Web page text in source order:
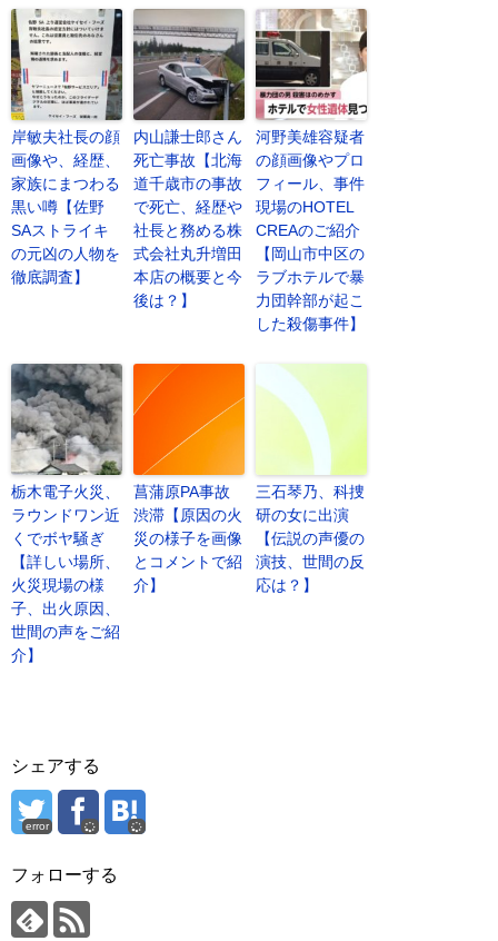
岸敏夫社長の顔
画像や、経歴、
家族にまつわる
黒い噂【佐野
SAストライキ
の元凶の人物を
徹底調査】
内山謙士郎さん
死亡事故【北海
道千歳市の事故
で死亡、経歴や
社長と務める株
式会社丸升増田
本店の概要と今
後は？】
河野美雄容疑者
の顔画像やプロ
フィール、事件
現場のHOTEL
CREAのご紹介
【岡山市中区の
ラブホテルで暴
力団幹部が起こ
した殺傷事件】
栃木電子火災、
ラウンドワン近
くでボヤ騒ぎ
【詳しい場所、
火災現場の様
子、出火原因、
世間の声をご紹
介】
菖蒲原PA事故
渋滞【原因の火
災の様子を画像
とコメントで紹
介】
三石琴乃、科捜
研の女に出演
【伝説の声優の
演技、世間の反
応は？】
シェアする
error
フォローする